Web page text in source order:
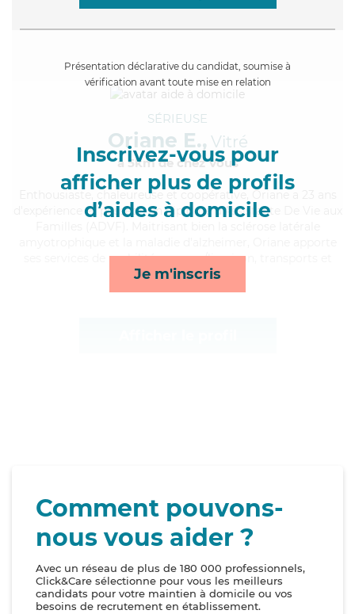
Présentation déclarative du candidat, soumise à
vérification avant toute mise en relation
Inscrivez-vous pour
afficher plus de profils
d’aides à domicile
Je m'inscris
SÉRIEUSE
Oriane E., Vitré
à 5km de chez Vous
, chaleureuse et coopérative, Oriane a 23 ans
d'expérience et possède un diplôme d'Assistante De Vie aux
ses services de mobilité, courses/livraison, transports et
toilette/habillage*
Comment pouvons-
nous vous aider ?
Avec un réseau de plus de 180 000 professionnels,
Click&Care sélectionne pour vous les meilleurs
candidats pour votre maintien à domicile ou vos
besoins de recrutement en établissement.